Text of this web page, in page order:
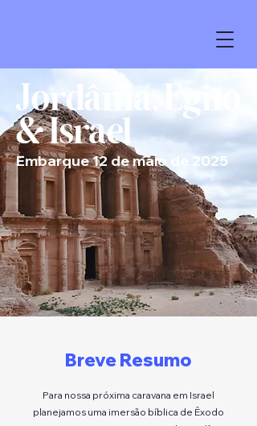
Jordânia, Egito
& Israel
Embarque 12 de maio de 2025
Breve Resumo
Para nossa próxima caravana em Israel
planejamos uma imersão bíblica de Êxodo